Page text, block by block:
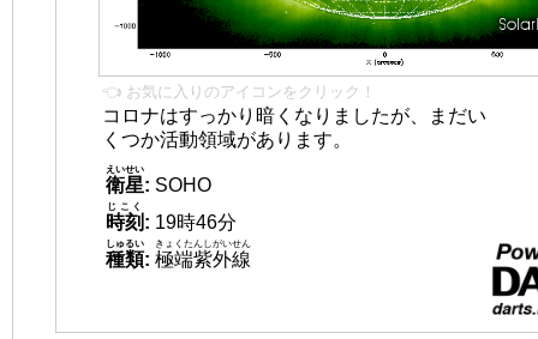
👈 お気に入りのアイコンをクリック！
コロナはすっかり暗くなりましたが、まだい
くつか活動領域があります。
衛星
えいせい
: SOHO
時刻
じこく
: 19時46分
種類
しゅるい
: 極端紫外線
きょくたんしがいせん